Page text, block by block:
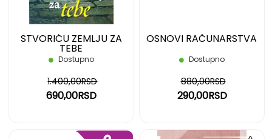
STVORIĆU ZEMLJU ZA
TEBE
Dostupno
690,00RSD
1.400,00RSD
OSNOVI RAČUNARSTVA
Dostupno
290,00RSD
880,00RSD